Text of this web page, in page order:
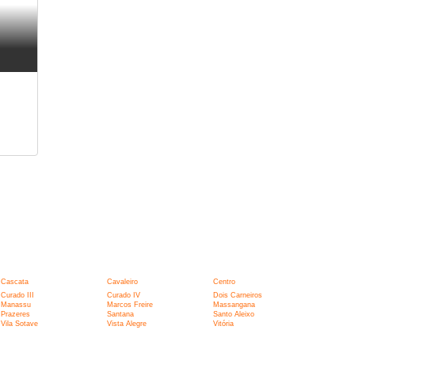
Cascata Cavaleiro
Centro
Curado III Curado IV
Dois Carneiros
Manassu Marcos Freire
Massangana
Prazeres Santana
Santo Aleixo
Vila Sotave Vista Alegre
Vitória